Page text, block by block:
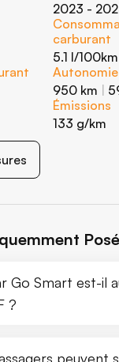
2023 -
carburant
5.1 l/100km
950 km
Émissions
133 g/km
Go Smart est-il
?
peuvent